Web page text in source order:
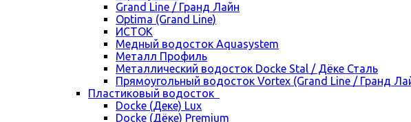
Grand Line / Гранд Лайн
Optima (Grand Line)
ИСТОК
Медный водосток Aquasystem
Металл Профиль
Металлический водосток Docke Stal / Дёке Сталь
Прямоугольный водосток Vortex (Grand Line / Гранд
Пластиковый водосток
Docke (Деке) Lux
Docke (Дёке) Premium